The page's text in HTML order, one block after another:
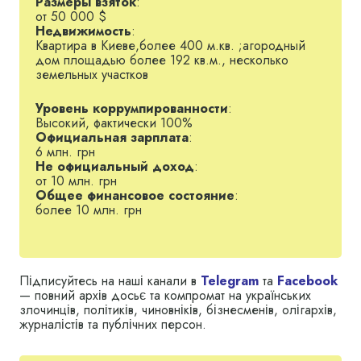
інтелектуальної власності. З 2006р. — депутат
Київської міськради (№ 3 виборчого списку
Блоку Леоніда Черновецького, член однойменної
фракції.
Обраний заступником голови Київської міської
от 50 000 $
Недвижимость:
Квартира в Киеве,более 400 м.кв. ;агородный
дом площадью более 192 кв.м., несколько
земельных участков
Уровень коррумпированности:
Высокий, фактически 100%
Официальная зарплата:
6 млн. грн
Не официальный доход:
от 10 млн. грн
Общее финансовое состояние:
более 10 млн. грн
Підписуйтесь на наші канали в Telegram та Facebook
— повний архів досьє та компромат на українських
злочинців, політиків, чиновніків, бізнесменів, олігархів,
журналістів та публічних персон.